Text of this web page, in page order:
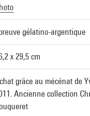
gélatino-argentique
x 29,5 cm
grâce au mécénat de
Ancienne collection